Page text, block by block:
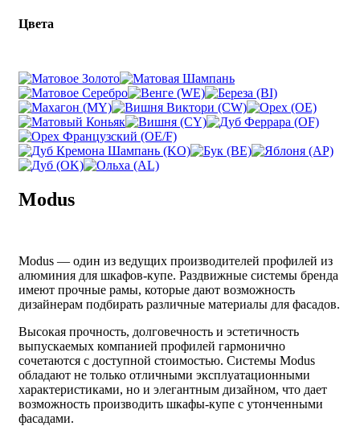
Цвета
Modus
Modus — один из ведущих производителей профилей из
алюминия для шкафов-купе. Раздвижные системы бренда
имеют прочные рамы, которые дают возможность
дизайнерам подбирать различные материалы для фасадов.
Высокая прочность, долговечность и эстетичность
выпускаемых компанией профилей гармонично
сочетаются с доступной стоимостью. Системы Modus
обладают не только отличными эксплуатационными
характеристиками, но и элегантным дизайном, что дает
возможность производить шкафы-купе с утонченными
фасадами.